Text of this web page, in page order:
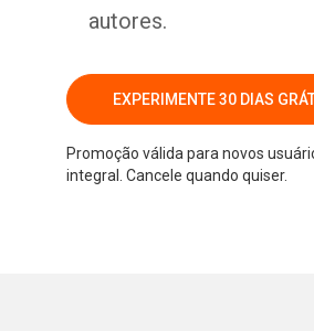
autores.
EXPERIMENTE 30 DIAS
Promoção válida para novos
integral. Cancele quando quiser.